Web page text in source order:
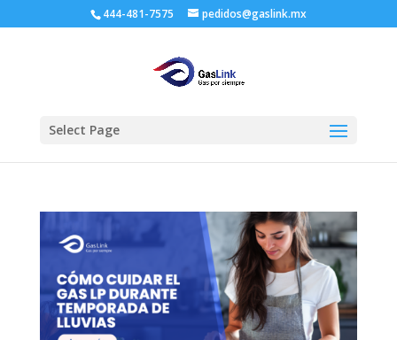
444-481-7575 pedidos@gaslink.mx
Select Page